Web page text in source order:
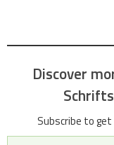
Discover
Subscribe to
Type your email…